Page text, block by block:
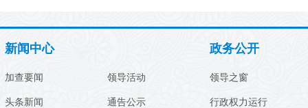
新闻中心
加查要闻
头条新闻
领导活动
通告公示
政务公开
领导之窗
行政权力运行